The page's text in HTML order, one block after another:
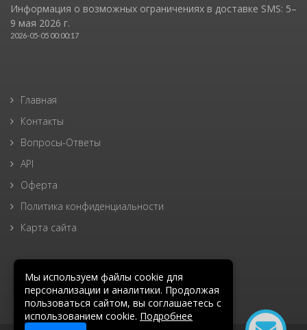
Информация о возможных ограничениях в доставке SMS: 5–
9 мая 2026 г.
2026-05-05 00:00:17
Главная
Контакты
Вопросы-Ответы
API
Оферта
Политика конфиденциальности
Карта сайта
Мы используем файлы cookie для
персонализации и аналитики. Продолжая
пользоваться сайтом, вы соглашаетесь с
использованием cookie. Подробнее